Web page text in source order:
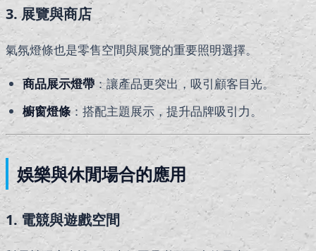
3. 展覽與商店
氣氛燈條也是零售空間與展覽的重要照明選擇。
商品展示燈帶 ：讓產品更突出，吸引顧客目光。
櫥窗燈條：搭配主題展示，提升品牌吸引力。
娛樂與休閒場合的應用
1. 電競與遊戲空間